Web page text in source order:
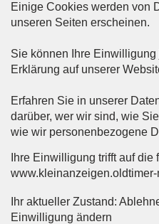
Einige Cookies werden von
unseren Seiten erscheinen.
Sie können Ihre
Erklärung auf unserer
Erfahren Sie in unserer
darüber, wer wir sind, wie
wie wir personenbezogene
Ihre Einwilligung trifft auf
www.kleinanzeigen.oldtimer-
Ihr aktueller Zustand:
Einwilligung ändern